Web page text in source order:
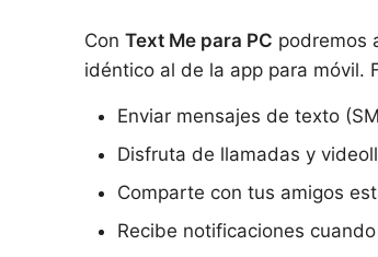
Con Text Me para PC podremos
idéntico al de la app para móvil.
Enviar mensajes de texto
Disfruta de llamadas y
Comparte con tus amigos
Recibe notificaciones